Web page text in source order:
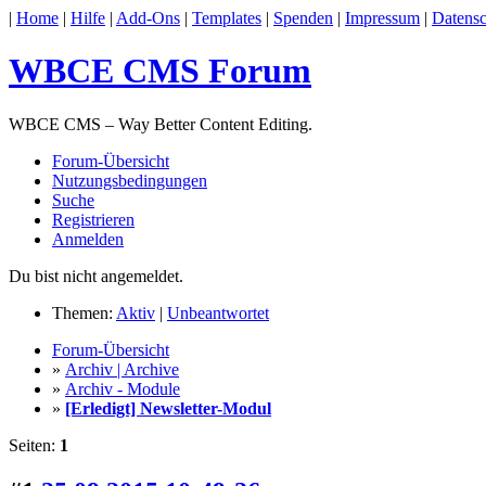
| Home | Hilfe | Add-Ons | Templates | Spenden | Impressum |
WBCE CMS Forum
WBCE CMS – Way Better Content Editing.
Forum-Übersicht
Nutzungsbedingungen
Suche
Registrieren
Anmelden
Du bist nicht angemeldet.
Themen: Aktiv | Unbeantwortet
Forum-Übersicht
» Archiv | Archive
» Archiv - Module
» [Erledigt] Newsletter-Modul
Seiten: 1